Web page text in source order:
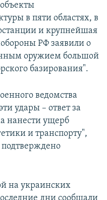
в пяти областях, в
и крупнейшая
РФ заявили о
оружием большой
базирования".
ведомства
удары – ответ за
нанести ущерб
и транспорту",
на украинских